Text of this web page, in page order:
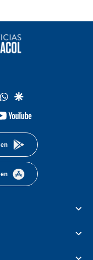
whatsapp
google
youtube-